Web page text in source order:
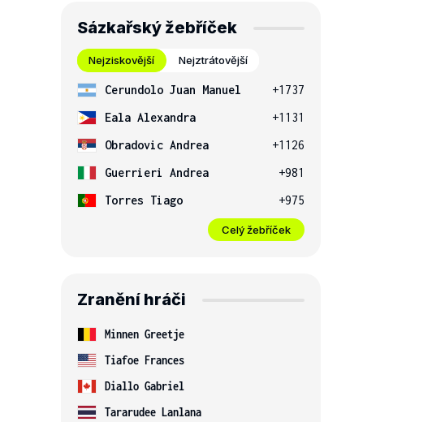
Sázkařský žebříček
Nejziskovější Nejztrátovější
Cerundolo Juan Manuel
+1737
Eala Alexandra
+1131
Obradovic Andrea
+1126
Guerrieri Andrea
+981
Torres Tiago
+975
Celý žebříček
Zranění hráči
Minnen Greetje
Tiafoe Frances
Diallo Gabriel
Tararudee Lanlana